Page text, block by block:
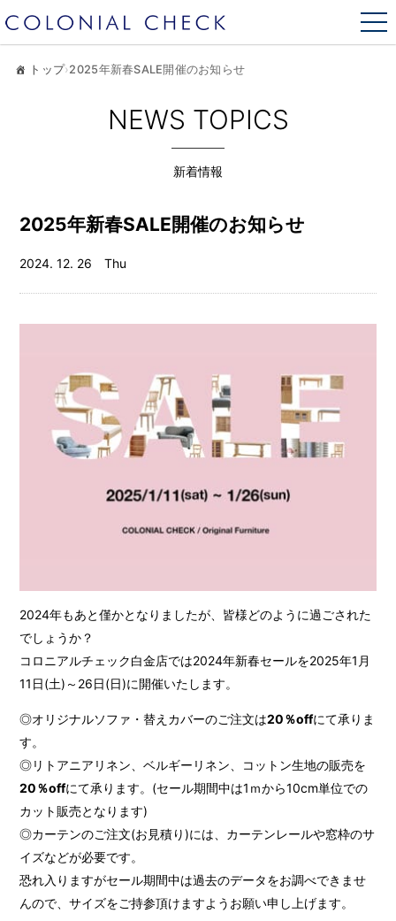
トップ›2025年新春SALE開催のお知らせ
NEWS TOPICS
新着情報
2025年新春SALE開催のお知らせ
2024. 12. 26 Thu
2024年もあと僅かとなりましたが、皆様どのように過ごされた
でしょうか？
コロニアルチェック白金店では2024年新春セールを2025年1月
11日(土)～26日(日)に開催いたします。
◎オリジナルソファ・替えカバーのご注文は20％offにて承りま
す。
◎リトアニアリネン、ベルギーリネン、コットン生地の販売を
20％offにて承ります。(セール期間中は1ｍから10cm単位での
カット販売となります)
◎カーテンのご注文(お見積り)には、カーテンレールや窓枠のサ
イズなどが必要です。
恐れ入りますがセール期間中は過去のデータをお調べできませ
んので、サイズをご持参頂けますようお願い申し上げます。